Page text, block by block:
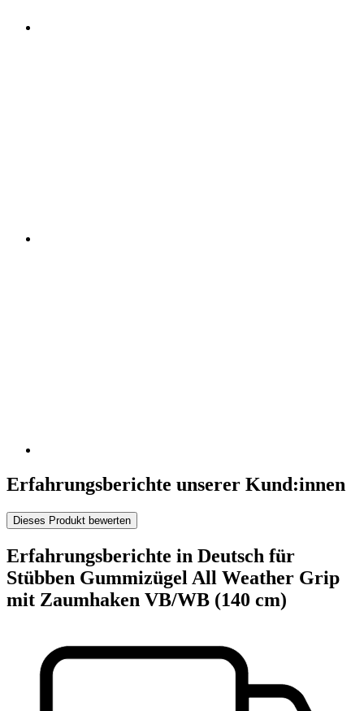
Erfahrungsberichte unserer Kund:innen
Dieses Produkt bewerten
Erfahrungsberichte in Deutsch für
Stübben Gummizügel All Weather Grip
mit Zaumhaken VB/WB (140 cm)